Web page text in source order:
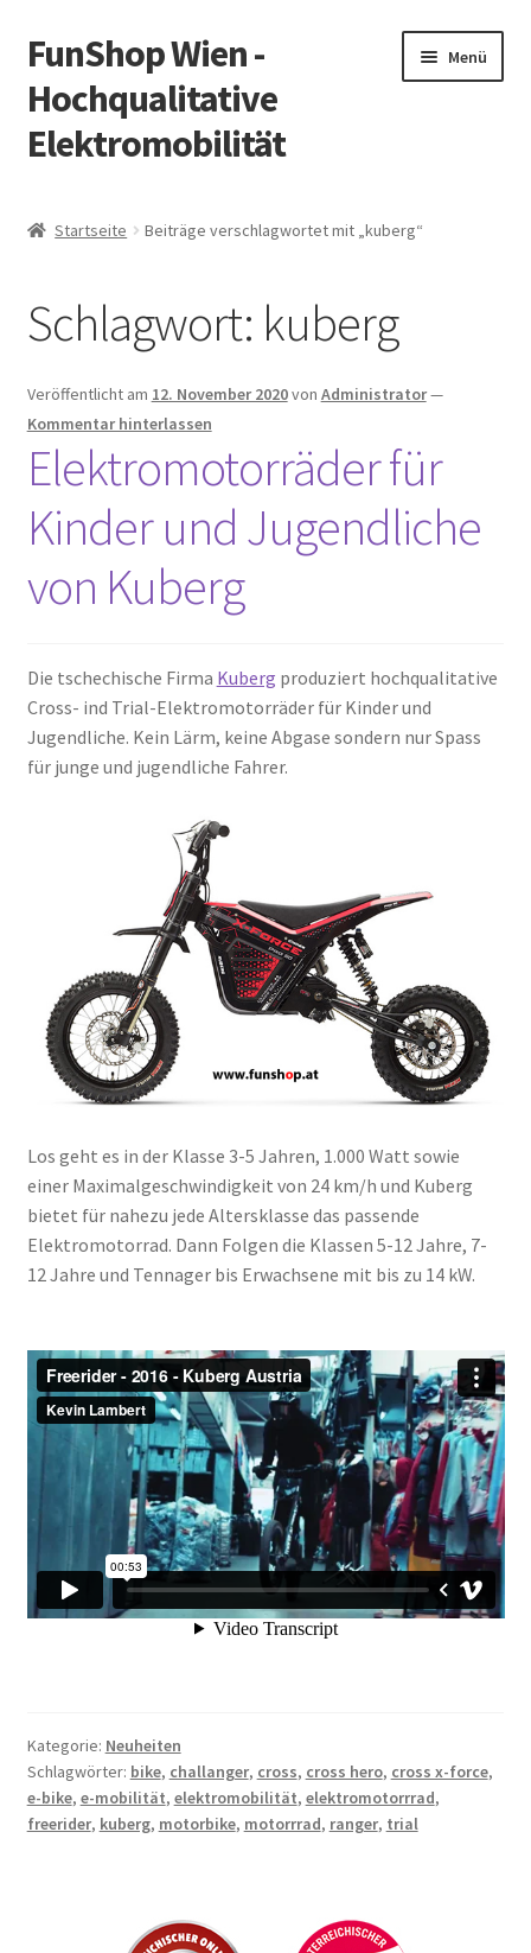
Zur
Navigation
springen
Zum
Inhalt
springen
FunShop Wien -
Hochqualitative
Elektromobilität
Menü
Vorsicht Internetbetrug
Über FunShop
Impressum
Zum Onlineshop in der Web Version
Startseite Beiträge verschlagwortet mit „kuberg“
Schlagwort: kuberg
Veröffentlicht am 12. November 2020von Administrator—
Kommentar hinterlassen
Elektromotorräder für
Kinder und Jugendliche
von Kuberg
Die tschechische Firma Kuberg produziert hochqualitative
Cross- ind Trial-Elektromotorräder für Kinder und
Jugendliche. Kein Lärm, keine Abgase sondern nur Spass
für junge und jugendliche Fahrer.
Los geht es in der Klasse 3-5 Jahren, 1.000 Watt sowie
einer Maximalgeschwindigkeit von 24 km/h und Kuberg
bietet für nahezu jede Altersklasse das passende
Elektromotorrad. Dann Folgen die Klassen 5-12 Jahre, 7-
12 Jahre und Tennager bis Erwachsene mit bis zu 14 kW.
Kategorie: Neuheiten
Schlagwörter: bike, challanger, cross, cross hero, cross x-force,
e-bike, e-mobilität, elektromobilität, elektromotorrrad,
freerider, kuberg, motorbike, motorrrad, ranger, trial